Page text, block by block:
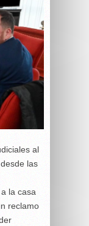
al
las
la casa
reclamo